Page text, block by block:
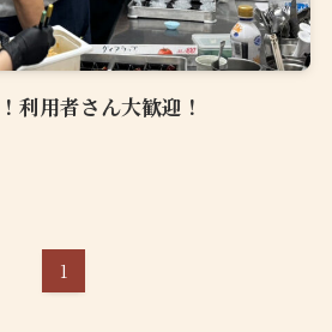
利用者さん大歓迎！
1